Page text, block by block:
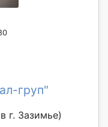
груп"
г. Зазимье)